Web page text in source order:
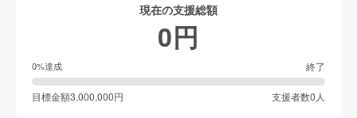
現在の支援総額
0円
0%達成 終了
目標金額3,000,000円 支援者数0 人